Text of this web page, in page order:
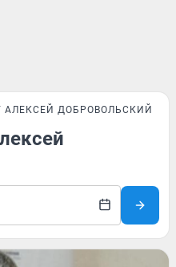
АЛЕКСЕЙ ДОБРОВОЛЬСКИЙ